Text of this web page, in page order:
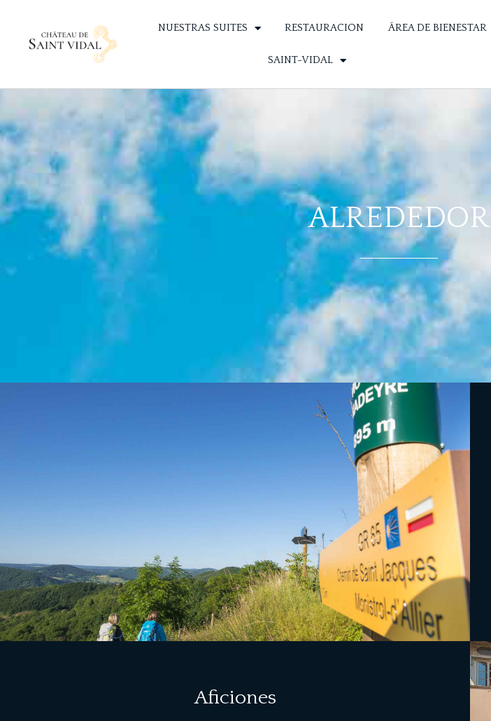
NUESTRAS SUITES RESTAURACION ÁREA DE BIENESTAR
SAINT-VIDAL
ALREDEDOR
Aficiones